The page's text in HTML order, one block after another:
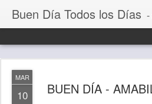
Buen Día Todos los Días -
MAR
10 BUEN DÍA -